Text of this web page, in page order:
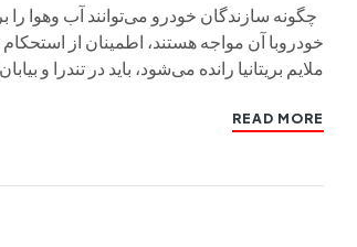
چگونه سازندگان خودرو می‌توانند آب وهوا
خودروبا آن مواجه هستند، اطمینان از
ملایم بریتانیا رانده می‌شود، باید در تندرا و
READ MORE